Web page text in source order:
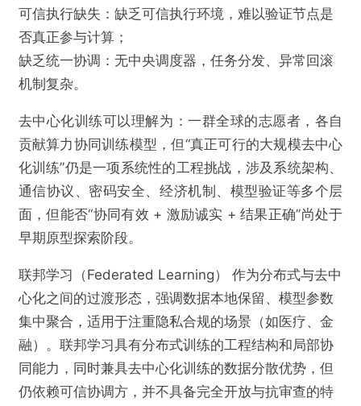
可信执行缺失：缺乏可信执行环境，难以验证节点是
否真正参与计算；
缺乏统一协调：无中央调度器，任务分发、异常回滚
机制复杂。
去中心化训练可以理解为：一群全球的志愿者，各自
贡献算力协同训练模型，但“真正可行的大规模去中心
化训练”仍是一项系统性的工程挑战，涉及系统架构、
通信协议、密码安全、经济机制、模型验证等多个层
面，但能否“协同有效 + 激励诚实 + 结果正确”尚处于
早期原型探索阶段。
联邦学习（Federated Learning） 作为分布式与去中
心化之间的过渡形态，强调数据本地保留、模型参数
集中聚合，适用于注重隐私合规的场景（如医疗、金
融）。联邦学习具有分布式训练的工程结构和局部协
同能力，同时兼具去中心化训练的数据分散优势，但
仍依赖可信协调方，并不具备完全开放与抗审查的特